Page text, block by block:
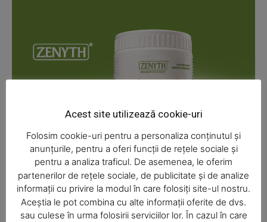
News Week
Magazine PRO
SUBSCRIBE NOW
Acest site utilizează cookie-uri
Folosim cookie-uri pentru a personaliza conținutul și
anunțurile, pentru a oferi funcții de rețele sociale și
pentru a analiza traficul. De asemenea, le oferim
partenerilor de rețele sociale, de publicitate și de analize
informații cu privire la modul în care folosiți site-ul nostru.
Aceștia le pot combina cu alte informații oferite de dvs.
sau culese în urma folosirii serviciilor lor. În cazul în care